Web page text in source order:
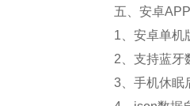
五、安卓
1、安卓单机
2、支持蓝牙
3、手机休眠